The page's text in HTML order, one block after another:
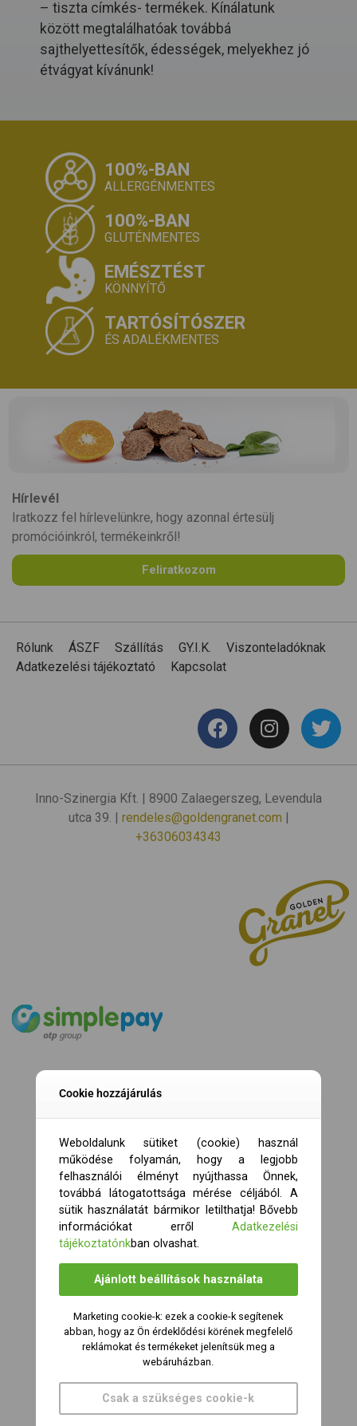
– tiszta címkés- termékek. Kínálatunk
között megtalálhatóak továbbá
sajthelyettesítők, édességek, melyekhez jó
étvágyat kívánunk!
100%-BAN
ALLERGÉNMENTES
100%-BAN
GLUTÉNMENTES
EMÉSZTÉST
KÖNNYÍTŐ
TARTÓSÍTÓSZER
ÉS ADALÉKMENTES
Hírlevél
Iratkozz fel hírlevelünkre, hogy azonnal értesülj
promócióinkról, termékeinkről!
Feliratkozom
Rólunk ÁSZF Szállítás GY.I.K.
Viszonteladóknak
Adatkezelési tájékoztató
Kapcsolat
Inno-Szinergia Kft. | 8900 Zalaegerszeg, Levendula
utca 39. | rendeles@goldengranet.com |
+36306034343
Cookie hozzájárulás
Weboldalunk sütiket (cookie) használ
működése folyamán, hogy a legjobb
felhasználói élményt nyújthassa Önnek,
továbbá látogatottsága mérése céljából. A
sütik használatát bármikor letilthatja! Bővebb
információkat errőlAdatkezelési
tájékoztatónkban olvashat.
Ajánlott beállítások használata
Marketing cookie-k: ezek a cookie-k segítenek
abban, hogy az Ön érdeklődési körének megfelelő
reklámokat és termékeket jelenítsük meg a
webáruházban.
Csak a szükséges cookie-k